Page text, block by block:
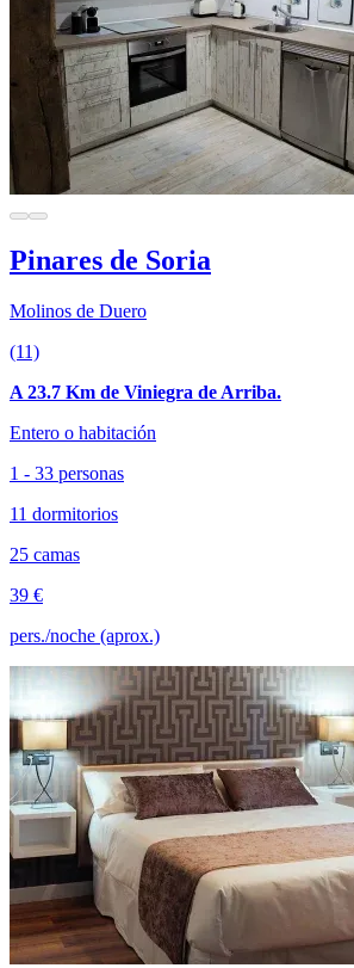
Pinares de Soria
Molinos de Duero
(11)
A 23.7 Km de Viniegra de Arriba.
Entero o habitación
1 - 33 personas
11 dormitorios
25 camas
39 €
pers./noche (aprox.)